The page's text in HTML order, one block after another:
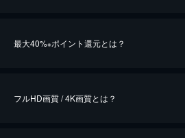
最大40%※ポイント還元とは？
フルHD画質 / 4K画質とは？